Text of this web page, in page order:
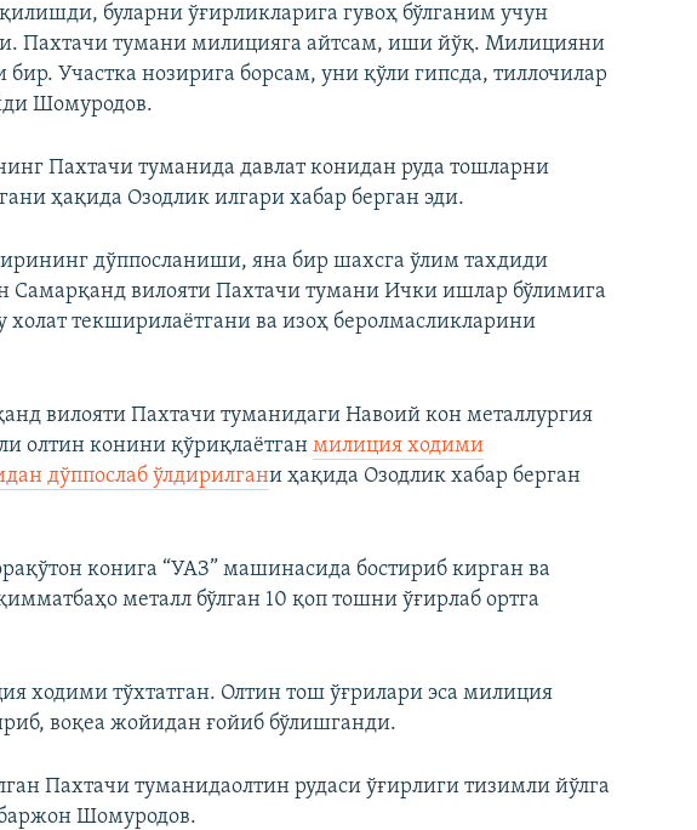
буларни ўғирликларига гувоҳ бўлганим учун
Пахтачи тумани милицияга айтсам, иши йўқ. Милицияни
бир. Участка нозирига борсам, уни қўли гипсда, тиллочилар
Шомуродов.
Пахтачи туманида давлат конидан руда тошларни
ҳақида Озодлик илгари хабар берган эди.
дўппосланиши, яна бир шахсга ўлим тахдиди
Самарқанд вилояти Пахтачи тумани Ички ишлар бўлимига
холат текширилаётгани ва изоҳ беролмасликларини
вилояти Пахтачи туманидаги Навоий кон металлургия
олтин конини қўриқлаётганмилиция ходими
дўппослаб ўлдирилгани ҳақида Озодлик хабар берган
конига “УАЗ” машинасида бостириб кирган ва
металл бўлган 10 қоп тошни ўғирлаб ортга
ходими тўхтатган. Олтин тош ўғрилари эса милиция
воқеа жойидан ғойиб бўлишганди.
Пахтачи туманидаолтин рудаси ўғирлиги тизимли йўлга
Шомуродов.